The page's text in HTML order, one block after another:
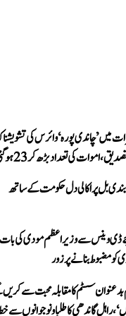
اموات کی تعداد بڑھ کر 23 ہوگئی
بل پر اکالی دل حکومت کے ساتھ
وینس سے وزیر اعظم مودی کی
کو مضبوط بنانے پر زور
بدعنوان سسٹم کا مقابلہ محبت سے
راہل گاندھی کا طلبا و نوجوانوں